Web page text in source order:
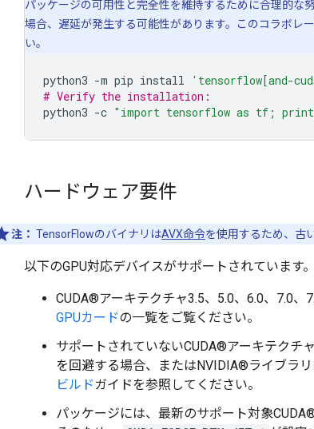
パッケージの可用性と完全性を維持するために合理的な
場合、遅延が発生する可能性があります。このコラボレ
い。
python3 -m pip install
'tensorflow[and-
# Verify the installation:
python3 -c "import tensorflow as tf;
ハードウェア要件
注： TensorFlowのバイナリはAVX命令を使用するため、古
以下のGPU対応デバイスがサポートされています。
CUDA®アーキテクチャ3.5、5.0、6.0、7.0
GPUカードの一覧をご覧ください。
サポートされていないCUDA®アーキテクチ
を回避する場合、またはNVIDIA®ライブラ
ビルド ガイドを参照してください。
パッケージには、最新のサポート対象